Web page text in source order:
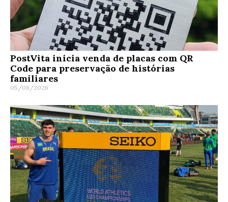
PostVita inicia venda de placas com QR
Code para preservação de histórias
familiares
05/08/2026